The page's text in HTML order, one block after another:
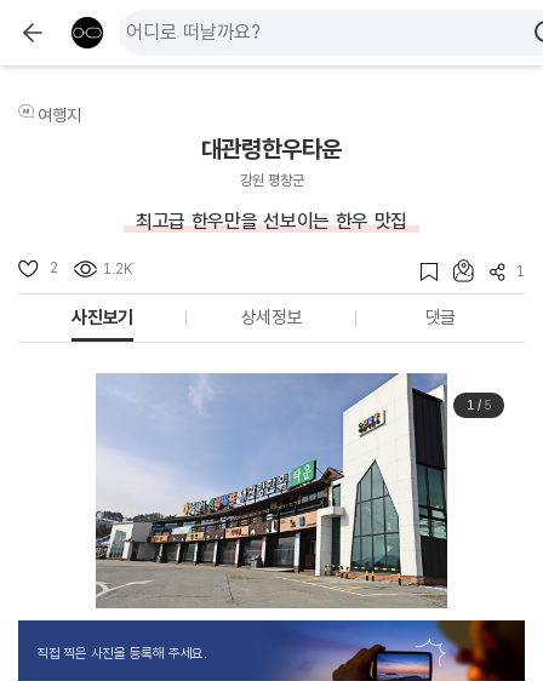
여행지
대관령한우타운
강원 평창군
최고급 한우만을 선보이는 한우 맛집
2 1.2K 1
사진보기 상세정보 댓글
1/ 5
직접 찍은 사진을 등록해 주세요.